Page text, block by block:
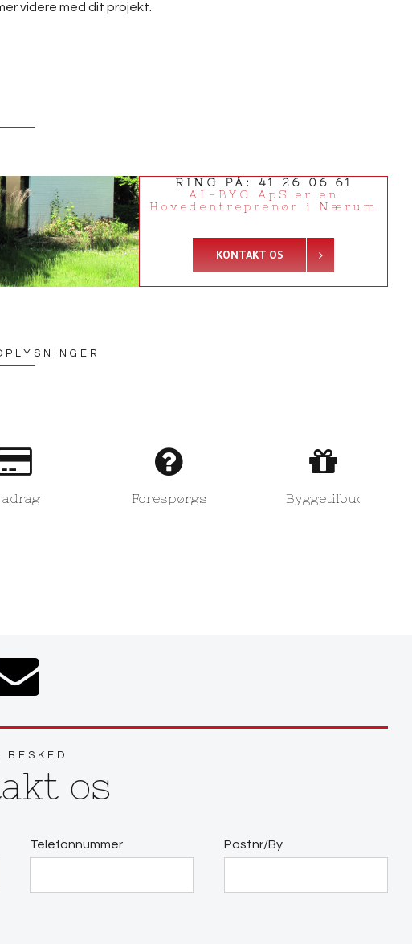
videre med dit projekt.
RING PÅ: 41 26 06 61
AL-BYG ApS er en
Hovedentreprenør i Nærum
KONTAKT OS
Forespørgsel Byggetilbud
BESKED
os
Telefonnummer Postnr/By